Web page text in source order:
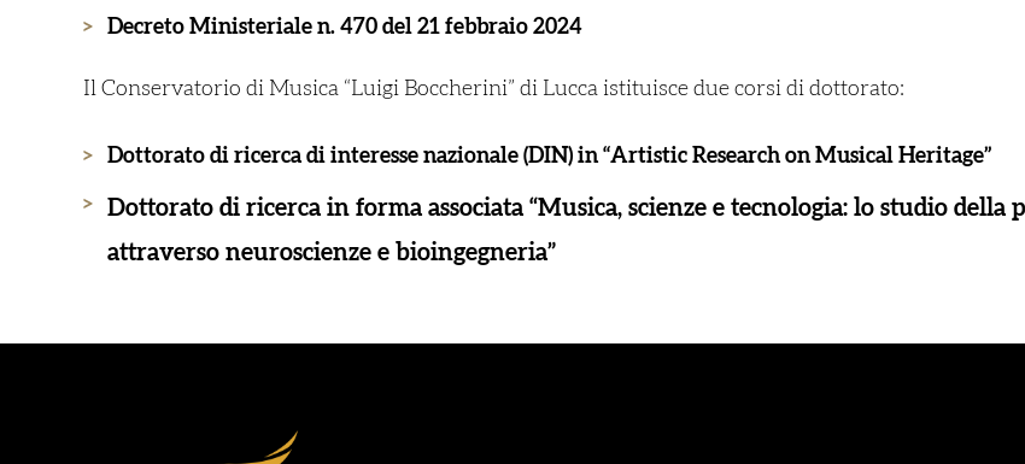
Decreto Ministeriale n. 470 del 21 febbraio 2024
Il Conservatorio di Musica “Luigi Boccherini” di Lucca istituisce due corsi di dottorato:
Dottorato di ricerca di interesse nazionale (DIN) in “Artistic Research on Musical Heritage”
Dottorato di ricerca in forma associata “Musica, scienze e tecnologia: lo studio della
attraverso neuroscienze e bioingegneria”